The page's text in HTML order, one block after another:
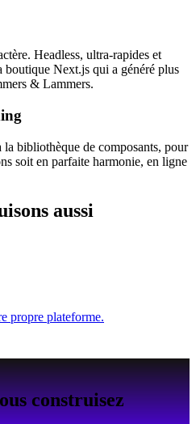
Headless, ultra-rapides et
boutique Next.js qui a généré plus
& Lammers.
bibliothèque de composants, pour
soit en parfaite harmonie, en ligne
aussi
propre plateforme.
construisez